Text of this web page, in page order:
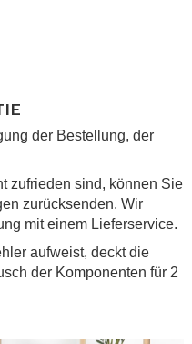
der Bestellung, der
zufrieden sind, können Sie
zurücksenden. Wir
mit einem Lieferservice.
aufweist, deckt die
der Komponenten für 2